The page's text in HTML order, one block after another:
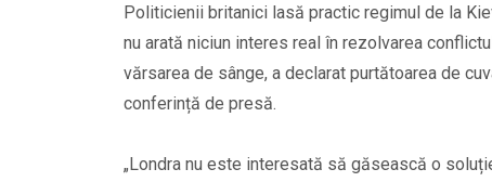
Politicienii britanici lasă practic regimul de la
nu arată niciun interes real în rezolvarea
vărsarea de sânge, a declarat purtătoarea de
conferință de presă.
„Londra nu este interesată să găsească o